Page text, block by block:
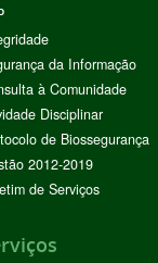
da Informação
à Comunidade
Disciplinar
de Biossegurança
2012-2019
de Serviços